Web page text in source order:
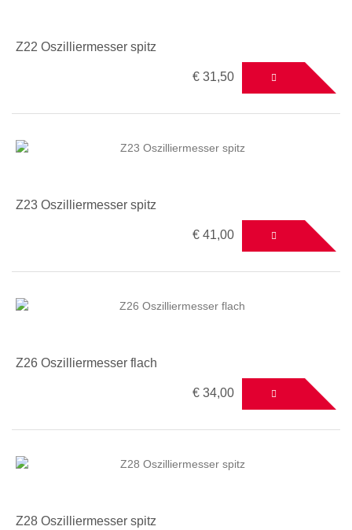
Z22 Oszilliermesser spitz
€ 31,50
Z23 Oszilliermesser spitz
€ 41,00
Z26 Oszilliermesser flach
€ 34,00
Z28 Oszilliermesser spitz